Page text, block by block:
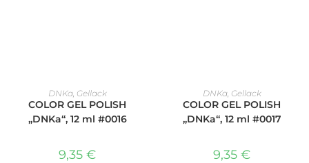
IN DEN WARENKORB
DNKa, Gellack
COLOR GEL POLISH
„DNKa“, 12 ml #0016
9,35 €
IN DEN WARENKORB
DNKa, Gellack
COLOR GEL POLISH
„DNKa“, 12 ml #0017
9,35 €